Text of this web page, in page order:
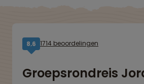
8,6 1714 beoordelingen
Groepsrondreis